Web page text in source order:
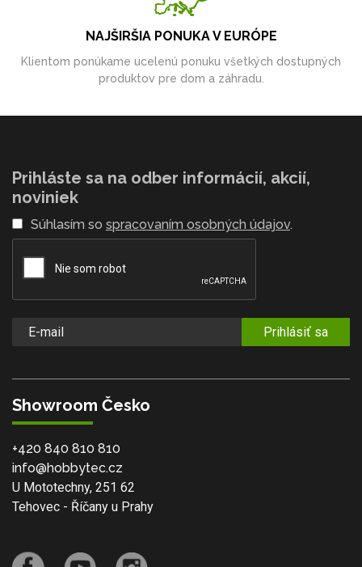
NAJŠIRŠIA PONUKA V EURÓPE
Klientom ponúkame ucelenú ponuku všetkých dostupných
produktov pre dom a záhradu.
Prihláste sa na odber informácií, akcií,
noviniek
Súhlasím so spracovaním osobných údajov.
Prihlásiť sa
Showroom Česko
+420 840 810 810
info@hobbytec.cz
U Mototechny, 251 62
Tehovec - Říčany u Prahy